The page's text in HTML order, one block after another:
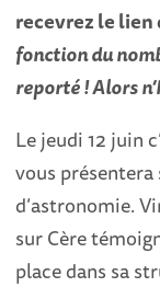
recevrez le
fonction du
reporté ! Alors
Le jeudi 12 juin
vous
d’astronomie.
sur Cère
place dans sa